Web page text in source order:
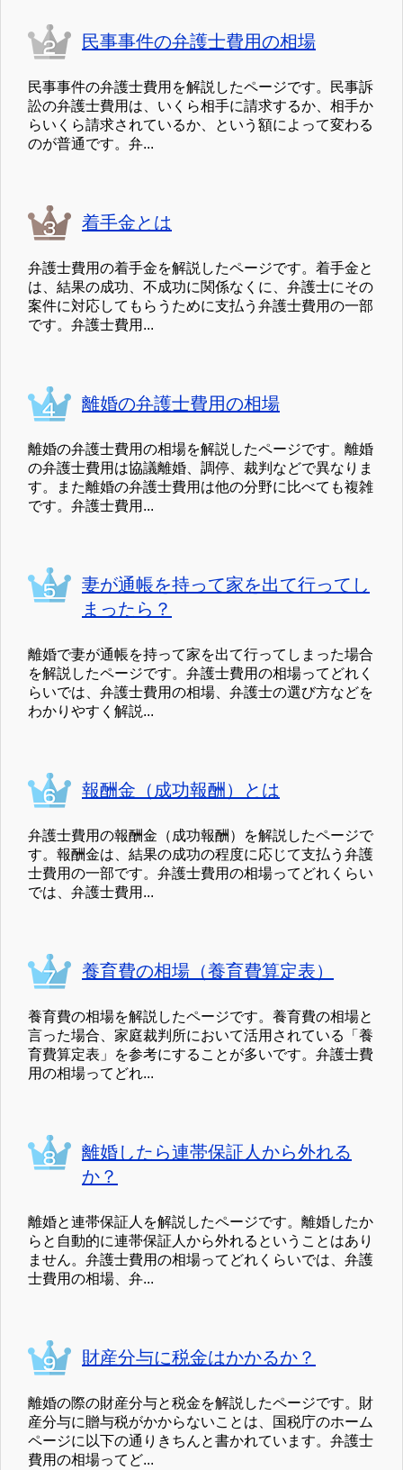
民事事件の弁護士費用の相場
民事事件の弁護士費用を解説したページです。民事訴
訟の弁護士費用は、いくら相手に請求するか、相手か
らいくら請求されているか、という額によって変わる
のが普通です。弁...
着手金とは
弁護士費用の着手金を解説したページです。着手金と
は、結果の成功、不成功に関係なくに、弁護士にその
案件に対応してもらうために支払う弁護士費用の一部
です。弁護士費用...
離婚の弁護士費用の相場
離婚の弁護士費用の相場を解説したページです。離婚
の弁護士費用は協議離婚、調停、裁判などで異なりま
す。また離婚の弁護士費用は他の分野に比べても複雑
です。弁護士費用...
妻が通帳を持って家を出て行ってし
まったら？
離婚で妻が通帳を持って家を出て行ってしまった場合
を解説したページです。弁護士費用の相場ってどれく
らいでは、弁護士費用の相場、弁護士の選び方などを
わかりやすく解説...
報酬金（成功報酬）とは
弁護士費用の報酬金（成功報酬）を解説したページで
す。報酬金は、結果の成功の程度に応じて支払う弁護
士費用の一部です。弁護士費用の相場ってどれくらい
では、弁護士費用...
養育費の相場（養育費算定表）
養育費の相場を解説したページです。養育費の相場と
言った場合、家庭裁判所において活用されている「養
育費算定表」を参考にすることが多いです。弁護士費
用の相場ってどれ...
離婚したら連帯保証人から外れる
か？
離婚と連帯保証人を解説したページです。離婚したか
らと自動的に連帯保証人から外れるということはあり
ません。弁護士費用の相場ってどれくらいでは、弁護
士費用の相場、弁...
財産分与に税金はかかるか？
離婚の際の財産分与と税金を解説したページです。財
産分与に贈与税がかからないことは、国税庁のホーム
ページに以下の通りきちんと書かれています。弁護士
費用の相場ってど...